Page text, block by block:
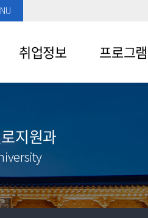
취업정보
해외채용정보
기업추천정보
인턴정보
공모전정보
프로그램
취업진로상담
지원과